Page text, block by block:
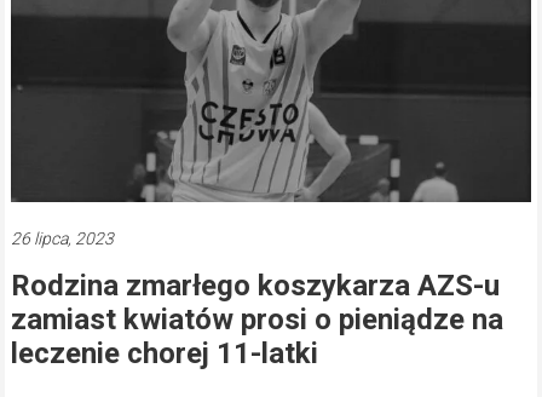
26 lipca, 2023
Rodzina zmarłego koszykarza AZS-u
zamiast kwiatów prosi o pieniądze na
leczenie chorej 11-latki